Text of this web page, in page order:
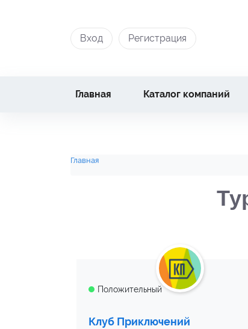
Вход Регистрация
Главная Каталог компаний
Главная
Положительный
Клуб Приключений